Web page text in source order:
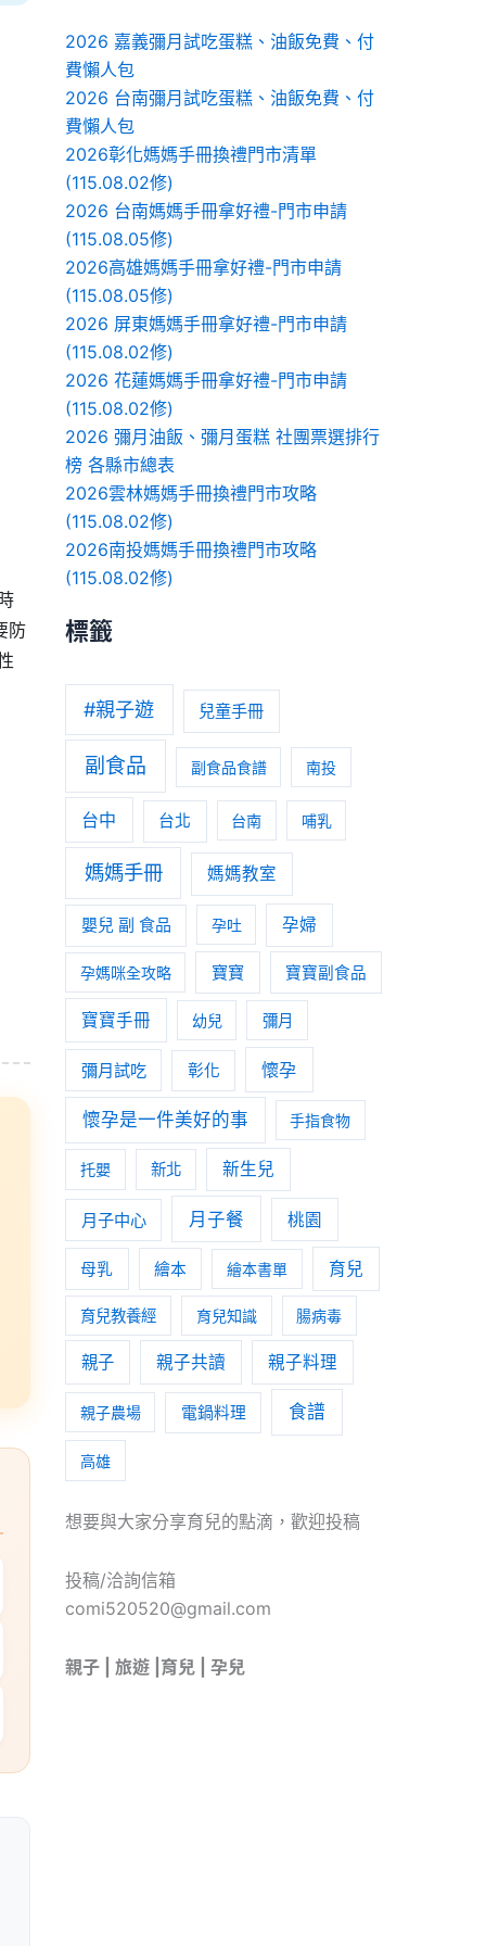
防
2026 嘉義彌月試吃蛋糕、油飯免費、付
費懶人包
2026 台南彌月試吃蛋糕、油飯免費、付
費懶人包
2026彰化媽媽手冊換禮門市清單
(115.08.02修)
2026 台南媽媽手冊拿好禮-門市申請
(115.08.05修)
2026高雄媽媽手冊拿好禮-門市申請
(115.08.05修)
2026 屏東媽媽手冊拿好禮-門市申請
(115.08.02修)
2026 花蓮媽媽手冊拿好禮-門市申請
(115.08.02修)
2026 彌月油飯、彌月蛋糕 社團票選排行
榜 各縣市總表
2026雲林媽媽手冊換禮門市攻略
(115.08.02修)
2026南投媽媽手冊換禮門市攻略
(115.08.02修)
標籤
#親子遊 兒童手冊
副食品 副食品食譜 南投
台中 台北 台南 哺乳
媽媽手冊 媽媽教室
嬰兒 副 食品 孕吐 孕婦
孕媽咪全攻略 寶寶 寶寶副食品
寶寶手冊 幼兒 彌月
彌月試吃 彰化 懷孕
懷孕是一件美好的事 手指食物
托嬰 新北 新生兒
月子中心 月子餐 桃園
母乳 繪本 繪本書單 育兒
育兒教養經 育兒知識 腸病毒
親子 親子共讀 親子料理
親子農場 電鍋料理 食譜
高雄
想要與大家分享育兒的點滴，歡迎投稿
投稿/洽詢信箱
comi520520@gmail.com
親子 | 旅遊 |育兒 | 孕兒